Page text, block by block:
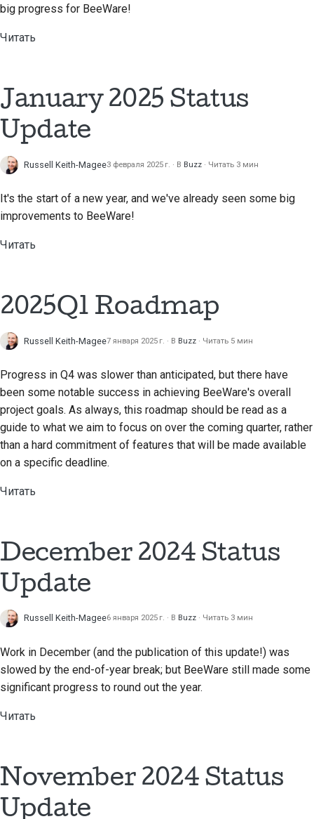
big progress for BeeWare!
Читать
January 2025 Status
Update
Russell Keith-Magee3 февраля 2025 г. В Buzz Читать 3 мин
It's the start of a new year, and we've already seen some big
improvements to BeeWare!
Читать
2025Q1 Roadmap
Russell Keith-Magee7 января 2025 г. В Buzz Читать 5 мин
Progress in Q4 was slower than anticipated, but there have
been some notable success in achieving BeeWare's overall
project goals. As always, this roadmap should be read as a
guide to what we aim to focus on over the coming quarter, rather
than a hard commitment of features that will be made available
on a specific deadline.
Читать
December 2024 Status
Update
Russell Keith-Magee6 января 2025 г. В Buzz Читать 3 мин
Work in December (and the publication of this update!) was
slowed by the end-of-year break; but BeeWare still made some
significant progress to round out the year.
Читать
November 2024 Status
Update